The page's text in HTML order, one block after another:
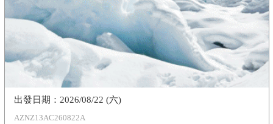
AZNZ13AC260822A
2026/08/22 (六)